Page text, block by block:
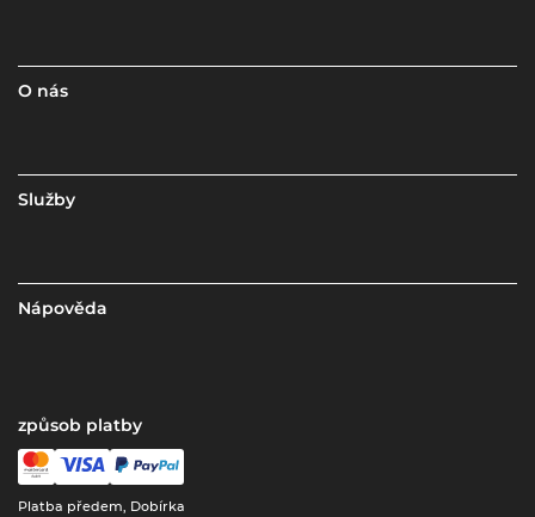
O nás
Služby
Nápověda
způsob platby
Platba předem, Dobírka